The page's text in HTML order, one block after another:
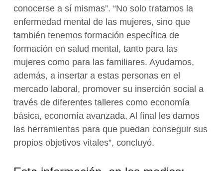
conocerse a sí mismas”. “No solo tratamos la
enfermedad mental de las mujeres, sino que
también tenemos formación específica de
formación en salud mental, tanto para las
mujeres como para las familiares. Ayudamos,
además, a insertar a estas personas en el
mercado laboral, promover su inserción social a
través de diferentes talleres como economía
básica, economía avanzada. Al final les damos
las herramientas para que puedan conseguir sus
propios objetivos vitales”, concluyó.